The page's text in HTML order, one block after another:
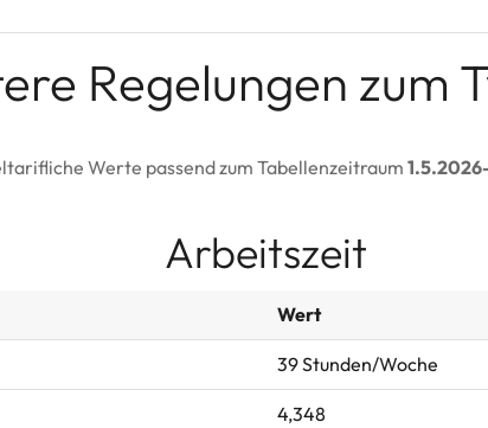
Regelungen zum
Werte passend zum Tabellenzeitraum
Arbeitszeit
Wert
39 Stunden/Woche
4,348